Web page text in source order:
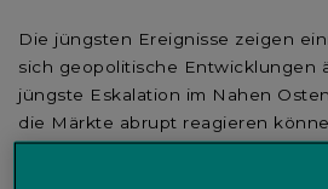
Die jüngsten Ereignisse zeigen
sich geopolitische Entwicklungen
jüngste Eskalation im Nahen
die Märkte abrupt reagieren
Woche stützten Äußerungen des